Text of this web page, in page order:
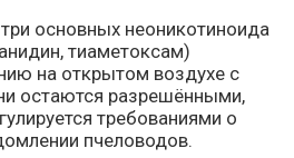
основных неоникотиноида
тиаметоксам)
на открытом воздухе с
остаются разрешёнными,
требованиями о
пчеловодов.